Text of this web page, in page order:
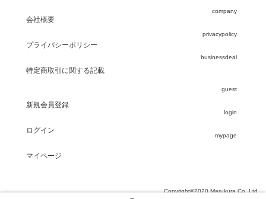
会社概要
プライバシーポリシー
特定商取引に関する記載
新規会員登録
ログイン
マイページ
company
privacypolicy
businessdeal
guest
login
mypage
Copyright©2020 Marukura Co.,Ltd.